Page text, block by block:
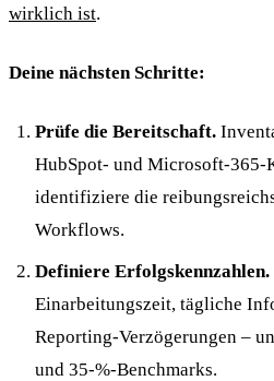
wirklich ist.
Deine nächsten Schritte:
Prüfe die Bereitschaft.
HubSpot- und Microsoft-
identifiziere die
Workflows.
Definiere Erfolgskennzahlen.
Einarbeitungszeit, tägliche
Reporting-Verzögerungen –
und 35-%-Benchmarks.